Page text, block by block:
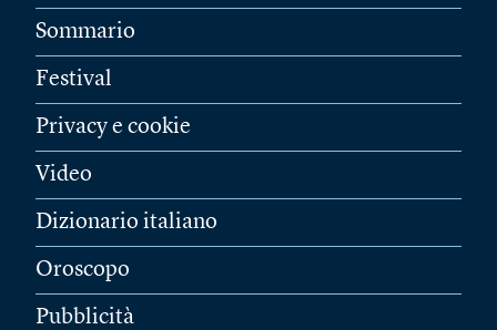
Sommario
Festival
Privacy e cookie
Video
Dizionario italiano
Oroscopo
Pubblicità